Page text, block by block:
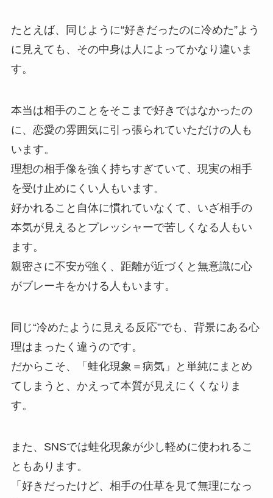
たとえば、同じように“好きだったのに冷めた”よう
に見えても、その中身は人によってかなり違いま
す。
本当は相手のことをそこまで好きではなかったの
に、恋愛の雰囲気に引っ張られていただけの人も
います。
理想の相手像を強く持ちすぎていて、現実の相手
を受け止めにくい人もいます。
好かれること自体に慣れていなくて、いざ相手の
本気が見えるとプレッシャーで苦しくなる人もい
ます。
親密さに不安が強く、距離が近づくと無意識に心
がブレーキをかける人もいます。
同じ“冷めたように見える反応”でも、背景にある心
理はまったく違うのです。
だからこそ、「蛙化現象＝病気」と単純にまとめ
てしまうと、かえって本質が見えにくくなりま
す。
また、SNSでは蛙化現象が少し軽めに使われるこ
ともあります。
「好きだったけど、相手の仕草を見て無理になっ